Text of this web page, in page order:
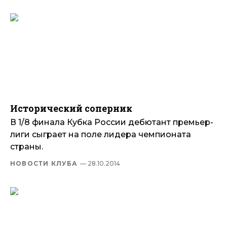
Исторический соперник
В 1/8 финала Кубка России дебютант премьер-
лиги сыграет на поле лидера чемпионата
страны.
НОВОСТИ КЛУБА — 28.10.2014